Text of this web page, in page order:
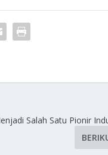
Salah Satu Pionir